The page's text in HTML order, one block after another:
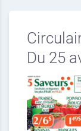
Du 25